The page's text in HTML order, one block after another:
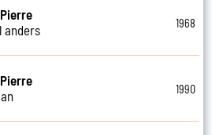
anders
1968
1990